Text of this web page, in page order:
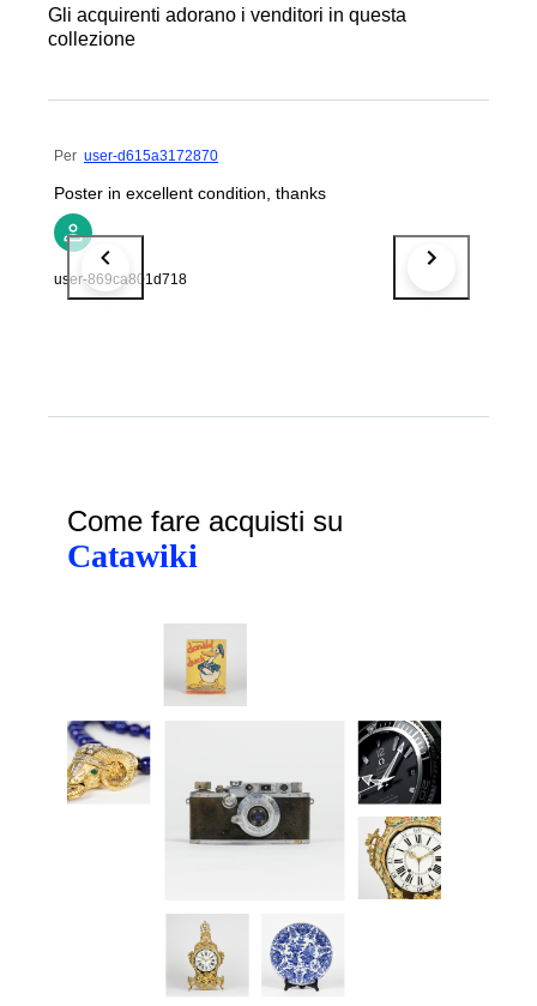
Gli acquirenti adorano i venditori in questa
collezione
Per user-d615a3172870
Poster in excellent condition, thanks
user-869ca801d718
Come fare acquisti su
Catawiki